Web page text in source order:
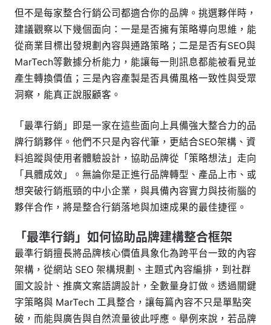
但不是每家整合行銷公司都適合你的品牌。挑選夥伴時，
建議觀察以下幾個面向：一是是否擁有策略導向思維，能
從商業目標出發規劃內容與通路策略；二是是否有SEO與
MarTech等數據分析能力，能讓每一則訊息都能被看見並
產生轉換價值；三是內容產製是否具備風格一致性與受眾
洞察，能真正說服顧客。
「最準行銷」即是一家在這些面向上具備強大整合力的品
牌行銷夥伴。他們不只是內容代筆，更結合SEO架構、資
料追蹤與使用者體驗設計，協助品牌從「策略想法」走向
「具體成效」。無論你是正進行品牌轉型、產品上市、或
想突破行銷瓶頸的中小企業，與具備內容實力與技術腦的
夥伴合作，將是整合行銷落地與加速成果的最佳捷徑。
「最準行銷」如何協助品牌建構整合框架
最準行銷擅長將品牌核心價值具象化為跨平台一致的內容
架構，從網站 SEO 架構規劃、主題式內容編排，到社群
圖文設計、推廣文案語調設計，全數量身訂做。透過關鍵
字策略與 MarTech 工具整合，讓每篇內容不只是單點突
破，而能與廣告與自然流量彼此呼應。舉例來說，若品牌